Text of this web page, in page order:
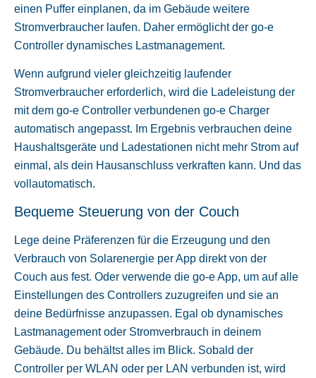
einen Puffer einplanen, da im Gebäude weitere
Stromverbraucher laufen. Daher ermöglicht der go-e
Controller dynamisches Lastmanagement.
Wenn aufgrund vieler gleichzeitig laufender
Stromverbraucher erforderlich, wird die Ladeleistung der
mit dem go-e Controller verbundenen go-e Charger
automatisch angepasst. Im Ergebnis verbrauchen deine
Haushaltsgeräte und Ladestationen nicht mehr Strom auf
einmal, als dein Hausanschluss verkraften kann. Und das
vollautomatisch.
Bequeme Steuerung von der Couch
Lege deine Präferenzen für die Erzeugung und den
Verbrauch von Solarenergie per App direkt von der
Couch aus fest. Oder verwende die go-e App, um auf alle
Einstellungen des Controllers zuzugreifen und sie an
deine Bedürfnisse anzupassen. Egal ob dynamisches
Lastmanagement oder Stromverbrauch in deinem
Gebäude. Du behältst alles im Blick. Sobald der
Controller per WLAN oder per LAN verbunden ist, wird